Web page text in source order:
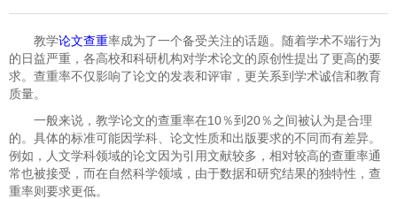
教学论文查重率成为了一个备受关注的话题。随着学术不端行为
的日益严重，各高校和科研机构对学术论文的原创性提出了更高的要
求。查重率不仅影响了论文的发表和评审，更关系到学术诚信和教育
质量。
一般来说，教学论文的查重率在10％到20％之间被认为是合理
的。具体的标准可能因学科、论文性质和出版要求的不同而有差异。
例如，人文学科领域的论文因为引用文献较多，相对较高的查重率通
常也被接受，而在自然科学领域，由于数据和研究结果的独特性，查
重率则要求更低。